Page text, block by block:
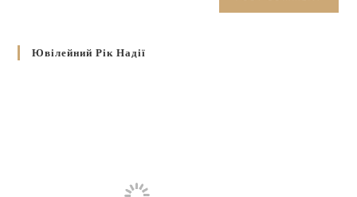
Ювілейний Рік Надії